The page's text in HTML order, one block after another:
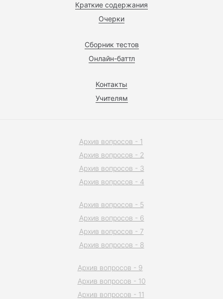
Краткие содержания
Очерки
Сборник тестов
Онлайн-баттл
Контакты
Учителям
Архив вопросов - 1
Архив вопросов - 2
Архив вопросов - 3
Архив вопросов - 4
Архив вопросов - 5
Архив вопросов - 6
Архив вопросов - 7
Архив вопросов - 8
Архив вопросов - 9
Архив вопросов - 10
Архив вопросов - 11